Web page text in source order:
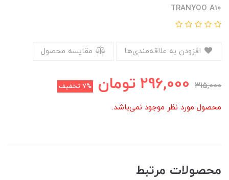
TRANYOO A10
مقایسه محصول
315,000
296,000 تومان 7% تخفیف
محصول مورد نظر موجود نمی‌باشد.
محصولات مرتبط